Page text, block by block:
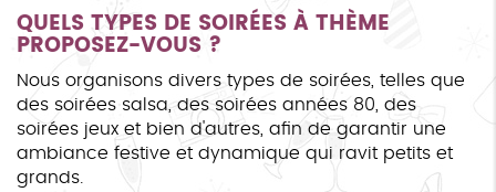
QUELS TYPES DE SOIRÉES À THÈME
PROPOSEZ-VOUS ?
Nous organisons divers types de soirées, telles que
des soirées salsa, des soirées années 80, des
soirées jeux et bien d'autres, afin de garantir une
ambiance festive et dynamique qui ravit petits et
grands.